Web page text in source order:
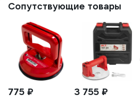
Сопутствующие товары
775 ₽ 3 755 ₽